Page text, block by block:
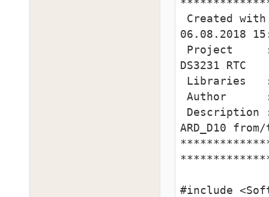
if (inject
if
    }
}
06.08.2018
DS3231 RTC
Author      : tzok
ARD_D10
#include